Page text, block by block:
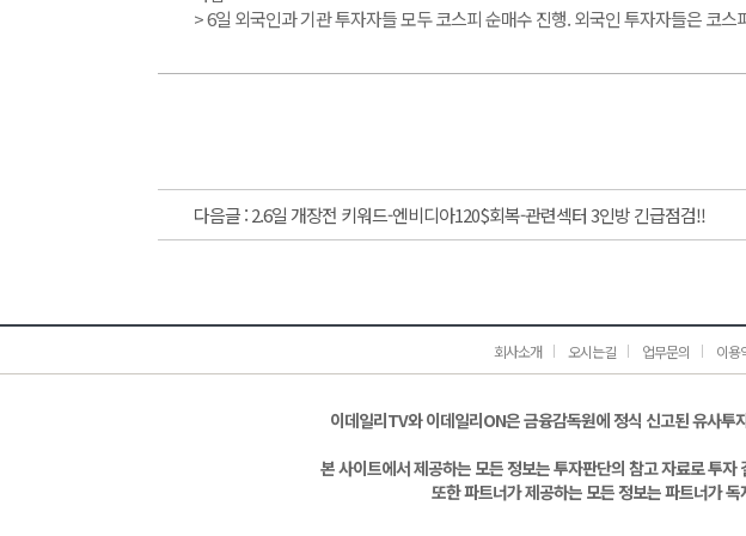
> 6일 외국인과 기관 투자자들 모두 코스피 순매수 진행. 외국인 투자자들은 코
다음글 :2.6일 개장전 키워드-엔비디아120$회복-관련섹터 3인방 긴급점검!!
회사소개 오시는길 업무문의 이용
이데일리TV와 이데일리ON은 금융감독원에 정식 신고된 유사
본 사이트에서 제공하는 모든 정보는 투자판단의 참고 자료로 투
또한 파트너가 제공하는 모든 정보는 파트너가